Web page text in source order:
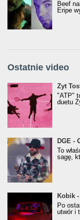
Beef
Eripe
Ostatnie video
Żyt Toster/
Żyt
"ATP"
duetu
donGURALesko
Klasyczny/
(Popkillery 2023)
DGE -
To
sagę,
Kobik - Slalom
[Official Music
Kobik
Po
utwór i